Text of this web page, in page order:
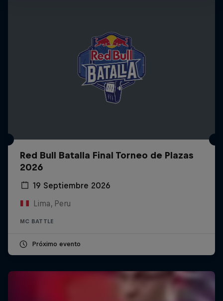
Red Bull Batalla Final Torneo de Plazas
2026
19 Septiembre 2026
Lima, Peru
MC BATTLE
Próximo evento